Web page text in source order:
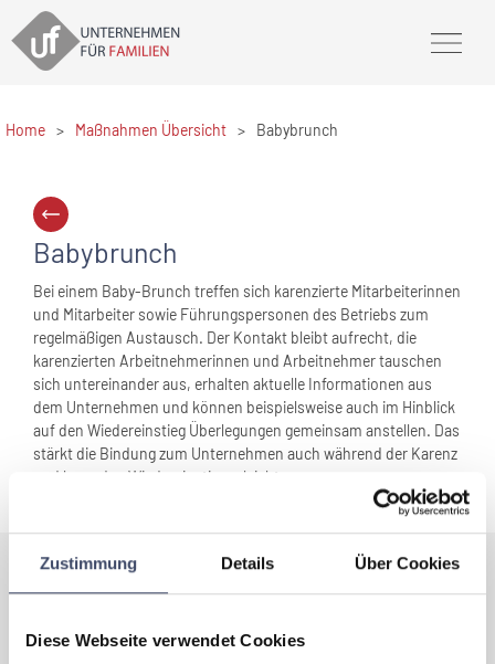
Zustimmung Details Über Cookies
Diese Webseite verwendet Cookies
Home > Maßnahmen Übersicht > Babybrunch
Babybrunch
Bei einem Baby-Brunch treffen sich karenzierte Mitarbeiterinnen
und Mitarbeiter sowie Führungspersonen des Betriebs zum
regelmäßigen Austausch. Der Kontakt bleibt aufrecht, die
karenzierten Arbeitnehmerinnen und Arbeitnehmer tauschen
sich untereinander aus, erhalten aktuelle Informationen aus
dem Unternehmen und können beispielsweise auch im Hinblick
auf den Wiedereinstieg Überlegungen gemeinsam anstellen. Das
stärkt die Bindung zum Unternehmen auch während der Karenz
und kann den Wiedereinstieg erleichtern.
Best Practices
Sie wollen erfahren wie die Maßnahmen in der Praxis umgesetzt